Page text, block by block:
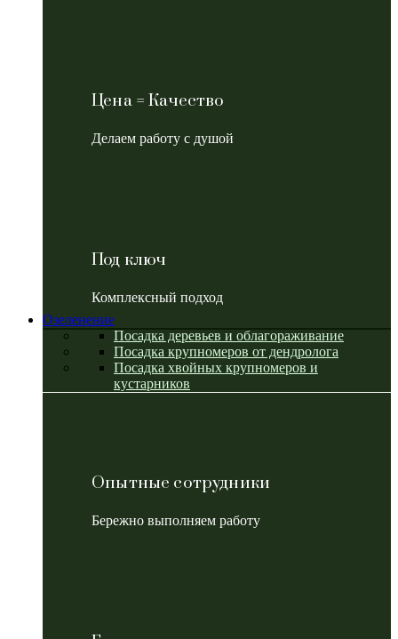
Цена = Качество
Делаем работу с душой
Под ключ
Комплексный подход
Озеленение
Посадка деревьев и облагораживание
Посадка крупномеров от дендролога
Посадка хвойных крупномеров и
кустарников
Опытные сотрудники
Бережно выполняем работу